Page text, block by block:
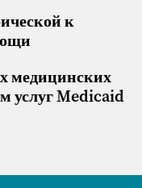
к
медицинских
услуг Medicaid